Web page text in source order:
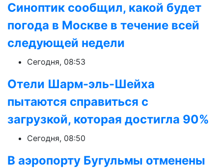
Синоптик сообщил, какой будет
погода в Москве в течение всей
следующей недели
Сегодня, 08:53
Отели Шарм-эль-Шейха
пытаются справиться с
загрузкой, которая достигла 90%
Сегодня, 08:50
В аэропорту Бугульмы отменены